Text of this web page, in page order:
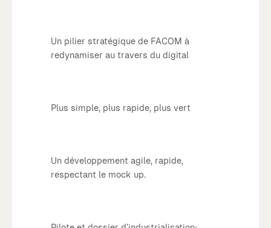
Un pilier stratégique de FACOM à
redynamiser au travers du digital
Plus simple, plus rapide, plus vert
Un développement agile, rapide,
respectant le mock up.